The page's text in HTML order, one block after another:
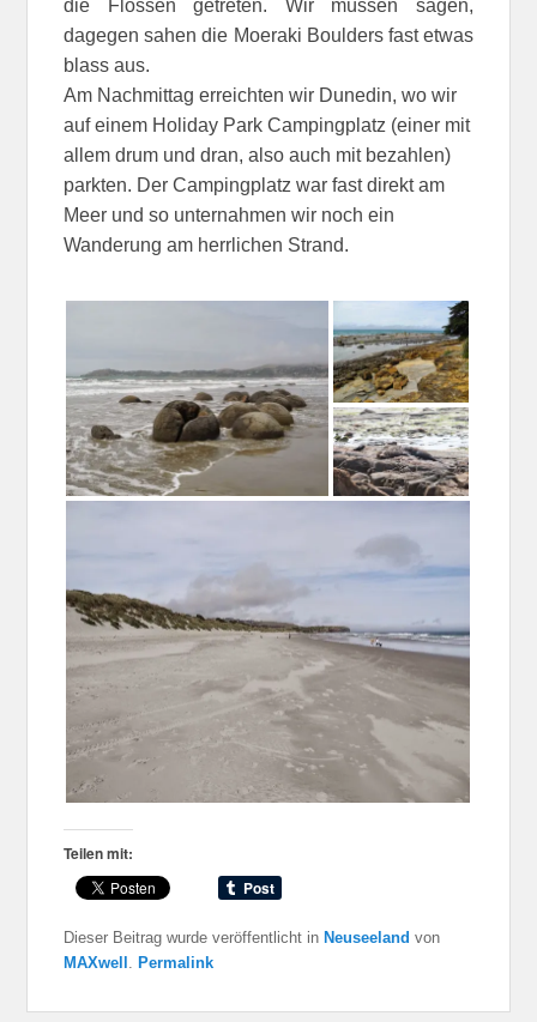
die Flossen getreten. Wir müssen sagen,
dagegen sahen die Moeraki Boulders fast etwas
blass aus.
Am Nachmittag erreichten wir Dunedin, wo wir
auf einem Holiday Park Campingplatz (einer mit
allem drum und dran, also auch mit bezahlen)
parkten. Der Campingplatz war fast direkt am
Meer und so unternahmen wir noch ein
Wanderung am herrlichen Strand.
Teilen mit:
Dieser Beitrag wurde veröffentlicht in Neuseeland von
MAXwell
Permalink